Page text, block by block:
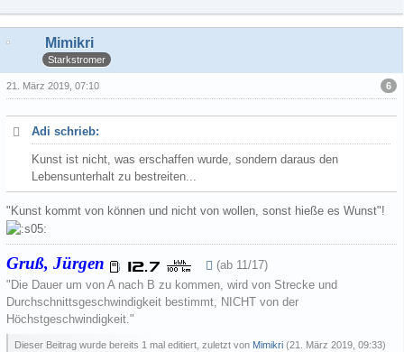
Mimikri
Starkstromer
6
21. März 2019, 07:10
Adi schrieb:
Kunst ist nicht, was erschaffen wurde, sondern daraus den
Lebensunterhalt zu bestreiten...
"Kunst kommt von können und nicht von wollen, sonst hieße es Wunst"!
Gruß, Jürgen
(ab 11/17)
"Die Dauer um von A nach B zu kommen, wird von Strecke und
Durchschnittsgeschwindigkeit bestimmt, NICHT von der
Höchstgeschwindigkeit."
Dieser Beitrag wurde bereits 1 mal editiert, zuletzt von Mimikri (21. März 2019, 09:33)